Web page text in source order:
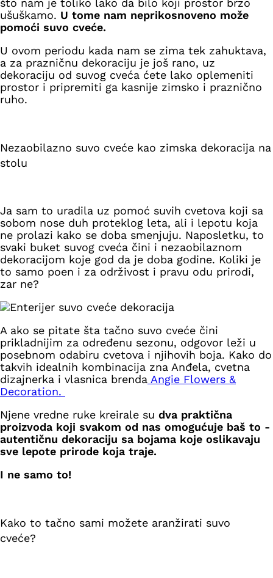
ušuškamo. U tome nam neprikosnoveno može
pomoći suvo cveće.
U ovom periodu kada nam se zima tek zahuktava,
a za prazničnu dekoraciju je još rano, uz
dekoraciju od suvog cveća ćete lako oplemeniti
prostor i pripremiti ga kasnije zimsko i praznično
ruho.
Nezaobilazno suvo cveće kao zimska dekoracija na
stolu
Ja sam to uradila uz pomoć suvih cvetova koji sa
sobom nose duh proteklog leta, ali i lepotu koja
ne prolazi kako se doba smenjuju. Naposletku, to
svaki buket suvog cveća čini i nezaobilaznom
dekoracijom koje god da je doba godine. Koliki je
to samo poen i za održivost i pravu odu prirodi,
zar ne?
A ako se pitate šta tačno suvo cveće čini
prikladnijim za određenu sezonu, odgovor leži u
posebnom odabiru cvetova i njihovih boja. Kako do
takvih idealnih kombinacija zna Anđela, cvetna
dizajnerka i vlasnica brenda Angie Flowers &
Decoration.
Njene vredne ruke kreirale su dva praktična
proizvoda koji svakom od nas omogućuje baš to -
autentičnu dekoraciju sa bojama koje oslikavaju
sve lepote prirode koja traje.
I ne samo to!
Kako to tačno sami možete aranžirati suvo
cveće?